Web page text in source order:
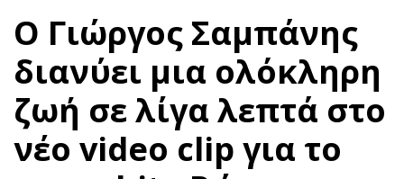
Ο Γιώργος Σαμπάνης
διανύει μια ολόκληρη
ζωή σε λίγα λεπτά στο
νέο video clip για το